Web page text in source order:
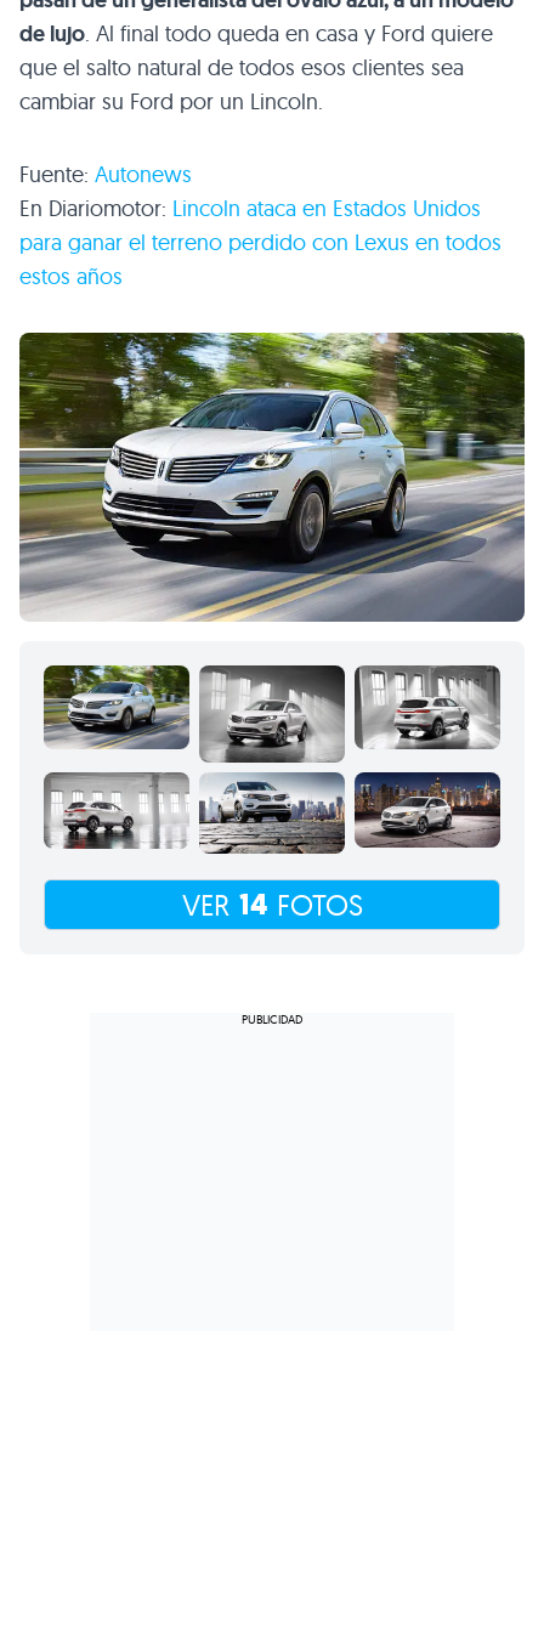
de lujo. Al final todo queda en casa y Ford quiere
que el salto natural de todos esos clientes sea
cambiar su Ford por un Lincoln.
Fuente: Autonews
En Diariomotor: Lincoln ataca en Estados Unidos
para ganar el terreno perdido con Lexus en todos
estos años
VER 14 FOTOS